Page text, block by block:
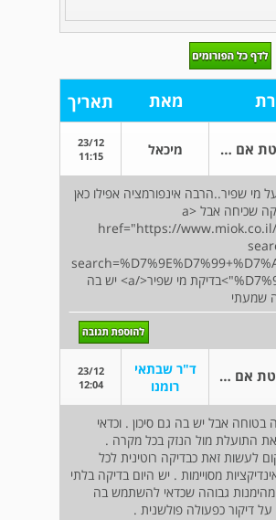
מאת תאריך
מתלבטת אם לבצע בדיקת מי שפיר מיכאל
23/12
11:15
מי שפיר..הרבה אינפורמציה אפילו כאן
רשמו שזו בדיקה שכיחה אבל <a
href="https://
%D7%99%D7%A8">בדיקת מי שפיר</a> יש בה
שמעתי
מתלבטת אם לבצע בדיקת מי שפיר
ד"ר שבתאי
רומנו
23/12
12:04
בטוחה אבל יש בה גם סיכון . וכדאי
התועלת מול הנזק בכל מקרה .
לעשות זאת כבדיקה רוטינית לכל
מסויימות . יש היום בדיקה בלתי
גבוהה שכדאי להשתמש בה
דיקור כפעולה פולשנית .